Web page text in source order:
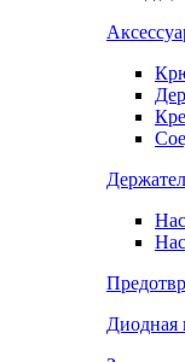
Диодная